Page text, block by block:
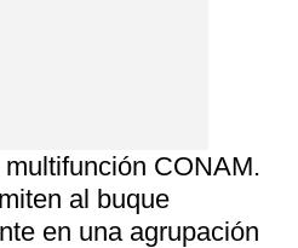
CONAM.
al buque
en una agrupación